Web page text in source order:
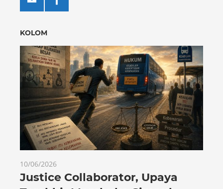
KOLOM
10/06/2026
Justice Collaborator, Upaya